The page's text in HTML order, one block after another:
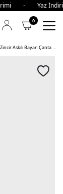
-
0
Guess Aldina Jakarlı Logo Baskılı Zincir Askılı Bayan Çanta OFF